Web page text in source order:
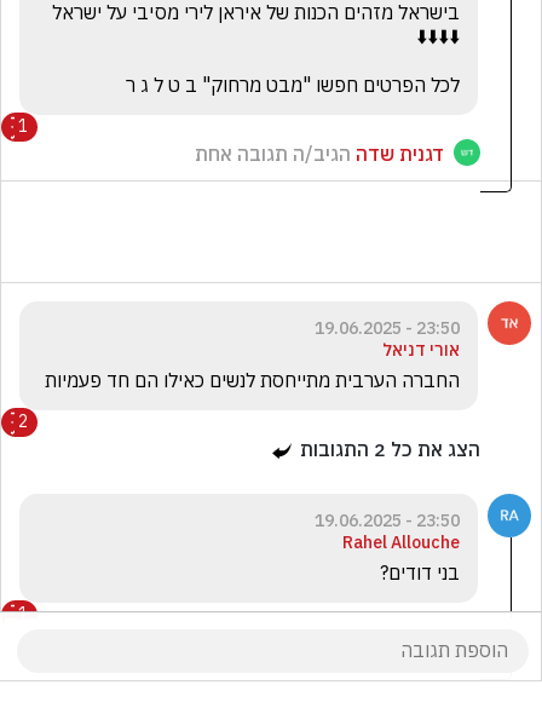
לכל הפרטים חפשו "מבט מרחוק" ב ט ל ג ר
1
דגנית שדה הגיב/ה תגובה אחת
23:50 - 19.06.2025
אורי דניאל
החברה הערבית מתייחסת לנשים כאילו הם חד פעמיות
2
הצג את כל 2 התגובות
23:50 - 19.06.2025
Rahel Allouche
בני דודים?
1
תתפללו רק אלוהים יציל אותנו